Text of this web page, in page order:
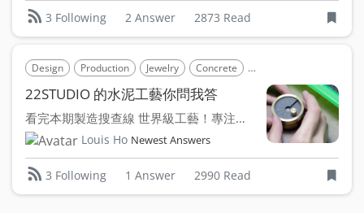
3 Following 2 Answer 2873 Read
Design Production Jewelry Concrete Office Supplies
22STUDIO 的水泥工藝你問我答
看完本期製造搜查線 世界級工藝！專注於水泥產品設計製造的 ...
Louis Ho Newest Answers
3 Following 1 Answer 2990 Read